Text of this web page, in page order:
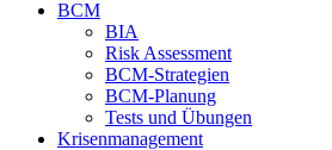
BCM
BIA
Risk Assessment
BCM-Strategien
BCM-Planung
Tests und Übungen
Krisenmanagement